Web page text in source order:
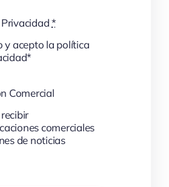
Privacidad*
y acepto la política
Comercial
comerciales
de noticias